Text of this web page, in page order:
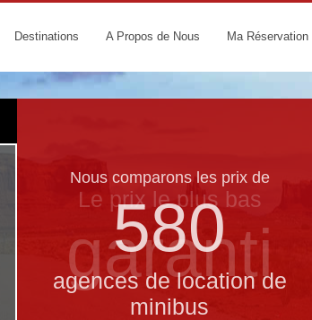
Destinations A Propos de Nous Ma Réservation
Nous comparons les prix de
580
agences de location de
minibus
Le prix le​ plus bas
garanti